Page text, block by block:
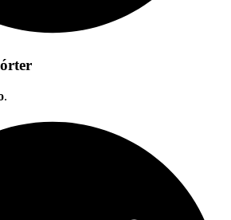
.